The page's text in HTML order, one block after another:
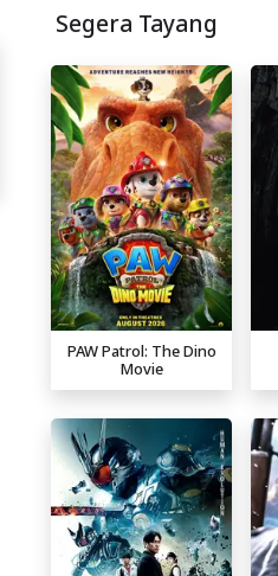
Segera Tayang
PAW Patrol: The Dino
Movie